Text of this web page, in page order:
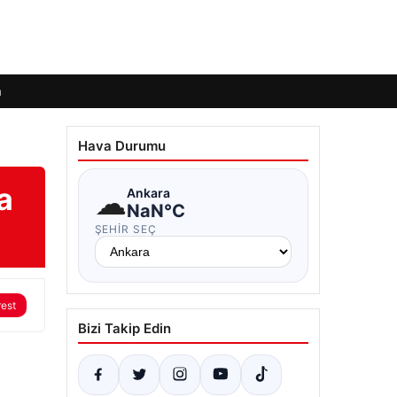
Hava Durumu
☁Ankara
NaN°C
ŞEHIR SEÇ
Bizi Takip Edin